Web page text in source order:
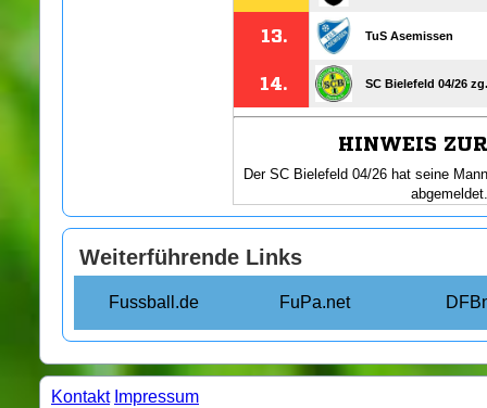
Weiterführende Links
Fussball.de FuPa.net
Kontakt Impressum